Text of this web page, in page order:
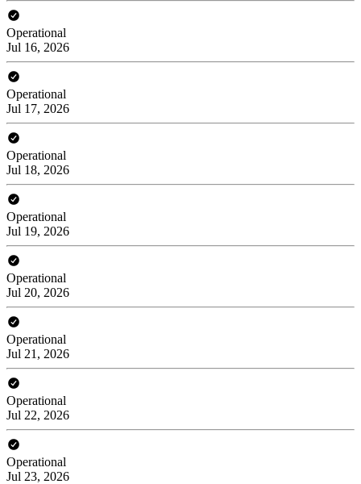
Operational
Jul 16, 2026
Operational
Jul 17, 2026
Operational
Jul 18, 2026
Operational
Jul 19, 2026
Operational
Jul 20, 2026
Operational
Jul 21, 2026
Operational
Jul 22, 2026
Operational
Jul 23, 2026